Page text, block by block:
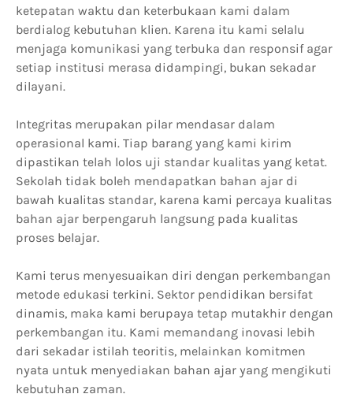
ketepatan waktu dan keterbukaan kami dalam
berdialog kebutuhan klien. Karena itu kami selalu
menjaga komunikasi yang terbuka dan responsif agar
setiap institusi merasa didampingi, bukan sekadar
dilayani.
Integritas merupakan pilar mendasar dalam
operasional kami. Tiap barang yang kami kirim
dipastikan telah lolos uji standar kualitas yang ketat.
Sekolah tidak boleh mendapatkan bahan ajar di
bawah kualitas standar, karena kami percaya kualitas
bahan ajar berpengaruh langsung pada kualitas
proses belajar.
Kami terus menyesuaikan diri dengan perkembangan
metode edukasi terkini. Sektor pendidikan bersifat
dinamis, maka kami berupaya tetap mutakhir dengan
perkembangan itu. Kami memandang inovasi lebih
dari sekadar istilah teoritis, melainkan komitmen
nyata untuk menyediakan bahan ajar yang mengikuti
kebutuhan zaman.